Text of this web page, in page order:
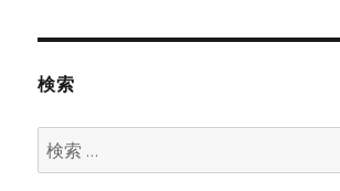
検索
検
索: